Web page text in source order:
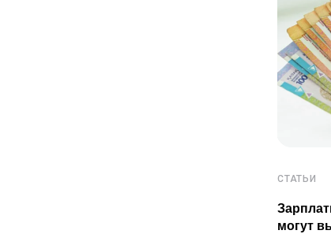
СТАТЬИ
могут